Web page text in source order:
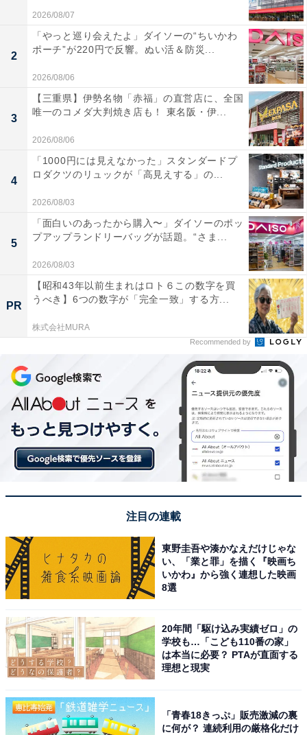
2026/08/07
2
「やっと巡り会えたよ」ダイソーの“ちいかわ
ポーチ”が220円で反響。ぬい活＆防災...
2026/08/06
3
【三重県】伊勢名物「赤福」の直営店に、全国
唯一のコメダ大判焼き店も！ 東名阪・伊...
2026/08/06
4
「1000円には見えなかった」スタンダードプ
ロダクツのリュックが「高見えする」の...
2026/08/03
5
「面白いのあったから購入〜」ダイソーのポッ
プアップランドリーバッグが話題。“さま...
2026/08/03
PR
【昭和43年以前生まれはロト６この数字を買
うべき】6つの数字が「完全一致」する方...
株式会社MURA
Recommended by
注目の連載
東野圭吾や湊かなえだけじゃな
い、「業と罪」を描く『映画ち
いかわ』から強く連想した映画
8選
20年間「駆け込み実績ゼロ」の
学校も…「こども110番の家」
は本当に必要？ PTAが直面する
理想と現実
「青春18きっぷ」販売激減の裏
に何が？ 連続利用の厳格化だけ